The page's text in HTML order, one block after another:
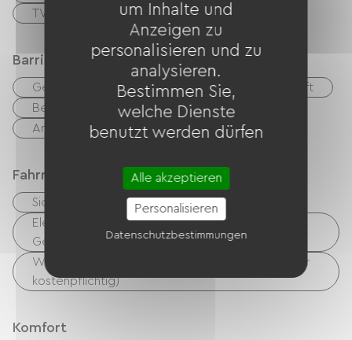
TV
Grillen
Barrierefreiheit
Geeigneter Parkplatz
Geeignete Unterkunft
Behindertengerechte Toiletten
Angepasstes Badezimmer
Fahrradannahme
Sicherer Fahrradunterstand
Elektrische Ladestation (für E-Bike-Akkus, GPS-
Geräte usw.)
Wäschemöglichkeiten vorhanden (kostenlos oder
kostenpflichtig)
Komfort
um Inhalte und
Anzeigen zu
personalisieren und zu
analysieren.
Bestimmen Sie,
welche Dienste
benutzt werden dürfen
Alle akzeptieren
Personalisieren
Datenschutzbestimmungen